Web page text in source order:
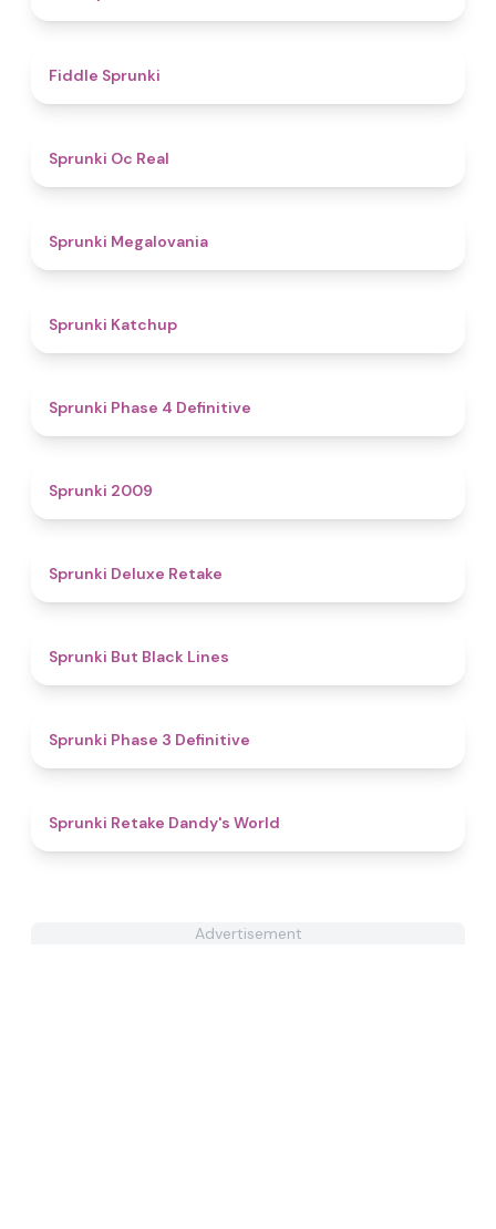
Fiddle Sprunki
Sprunki Oc Real
Sprunki Megalovania
Sprunki Katchup
Sprunki Phase 4 Definitive
Sprunki 2009
Sprunki Deluxe Retake
Sprunki But Black Lines
Sprunki Phase 3 Definitive
Sprunki Retake Dandy's World
Advertisement